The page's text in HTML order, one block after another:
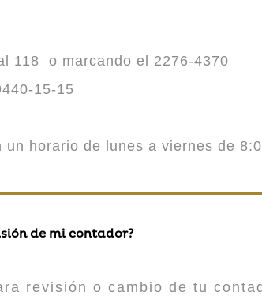
118 o marcando el 2276-4370
15-15
horario de lunes a viernes de
de mi contador?
revisión o cambio de tu